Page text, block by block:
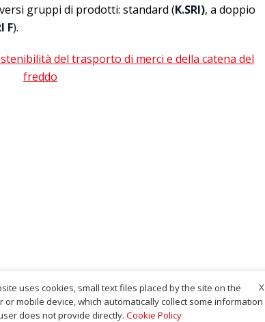
gruppi di prodotti: standard (K.SRI), a doppio
F).
del trasporto di merci e della catena del
freddo
X
uses cookies, small text files placed by the site on the
or mobile device, which automatically collect some information
does not provide directly. Cookie Policy